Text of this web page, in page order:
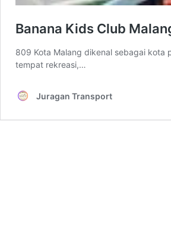
Banana Kids Club
809 Kota Malang dikenal sebagai kota
tempat rekreasi,…
Juragan Transport